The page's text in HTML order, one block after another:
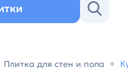
Плитка для стен и пола